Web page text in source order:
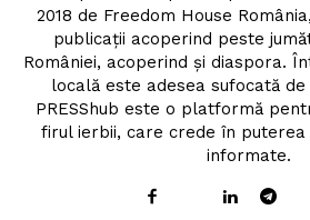
2018 de Freedom House
publicații acoperind peste
României, acoperind și diaspora.
locală este adesea sufocată
PRESShub este o platformă
firul ierbii, care crede în
informate.